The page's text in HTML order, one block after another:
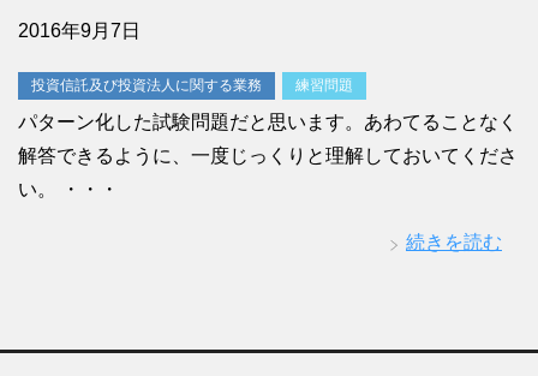
2016年9月7日
投資信託及び投資法人に関する業務 練習問題
パターン化した試験問題だと思います。あわてることなく
解答できるように、一度じっくりと理解しておいてくださ
い。 ・・・
続きを読む